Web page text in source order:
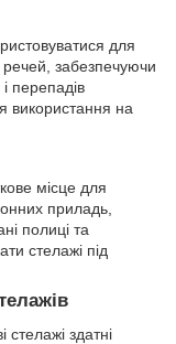
для
речей, забезпечуючи
перепадів
використання на
місце для
приладь,
полиці та
стелажі під
стелажі здатні